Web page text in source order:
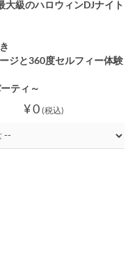
級のハロウィンDJナイト
ジと360度セルフィー体験
ティ～
¥ 0 (税込)